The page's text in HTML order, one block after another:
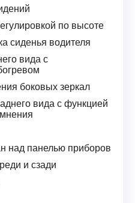
по высоте
сиденья водителя
вида с
боковых зеркал
вида с функцией
над панелью приборов
и сзади